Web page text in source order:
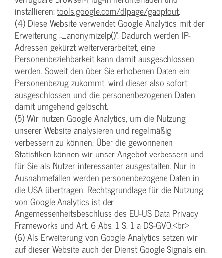
installieren: tools.google.com/dlpage/gaoptout.
(4) Diese Website verwendet Google Analytics mit der
Erweiterung „_anonymizeIp()“. Dadurch werden IP-
Adressen gekürzt weiterverarbeitet, eine
Personenbeziehbarkeit kann damit ausgeschlossen
werden. Soweit den über Sie erhobenen Daten ein
Personenbezug zukommt, wird dieser also sofort
ausgeschlossen und die personenbezogenen Daten
damit umgehend gelöscht.
(5) Wir nutzen Google Analytics, um die Nutzung
unserer Website analysieren und regelmäßig
verbessern zu können. Über die gewonnenen
Statistiken können wir unser Angebot verbessern und
für Sie als Nutzer interessanter ausgestalten. Nur in
Ausnahmefällen werden personenbezogene Daten in
die USA übertragen. Rechtsgrundlage für die Nutzung
von Google Analytics ist der
Angemessenheitsbeschluss des EU-US Data Privacy
Frameworks und Art. 6 Abs. 1 S. 1 a DS-GVO.<br>
(6) Als Erweiterung von Google Analytics setzen wir
auf dieser Website auch der Dienst Google Signals ein.